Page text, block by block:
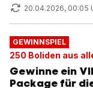
20.04.2026, 00:05
GEWINNSPIEL
250 Boliden aus
Gewinne ein
Package für